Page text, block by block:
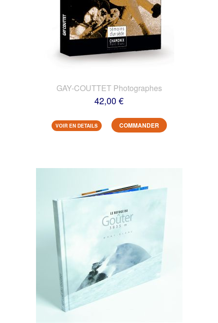
GAY-COUTTET Photographes
42,00 €
VOIR EN DETAILS COMMANDER